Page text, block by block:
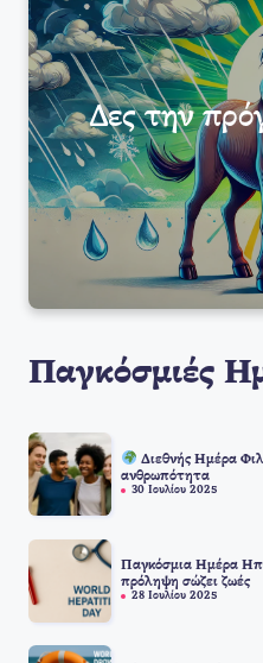
Δες την
Παγκόσμιές
Διεθνής Ημέρα
ανθρωπότητα
30 Ιουλίου 2025
Παγκόσμια Ημέρα
πρόληψη σώζει ζωές
28 Ιουλίου 2025